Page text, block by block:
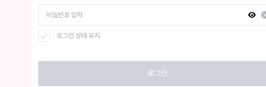
로그인 상태 유지
로그인